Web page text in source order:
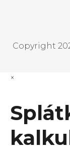
Copyright
×